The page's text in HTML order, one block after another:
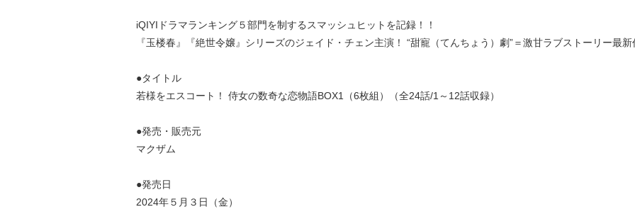
iQIYIドラマランキング５部門を制するスマッシュヒットを記録！！
『玉楼春』『絶世令嬢』シリーズのジェイド・チェン主演！ “甜寵（てんちょう）劇”＝激甘ラブストーリー最新
●タイトル
若様をエスコート！ 侍女の数奇な恋物語BOX1（6枚組）（全24話/1～12話収録）
●発売・販売元
マクザム
●発売日
2024年５月３日（金）